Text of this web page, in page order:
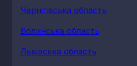
Чернігівська область
Волинська область
Львівська область